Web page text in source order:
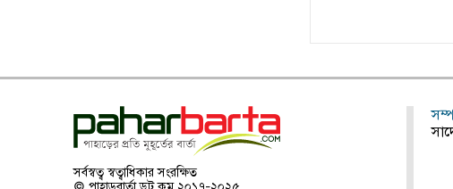
সর্বস্বত্ব স্বত্বাধিকার সংরক্ষিত
© পাহাড়বার্তা ডট কম ২০১৭-২০২৫